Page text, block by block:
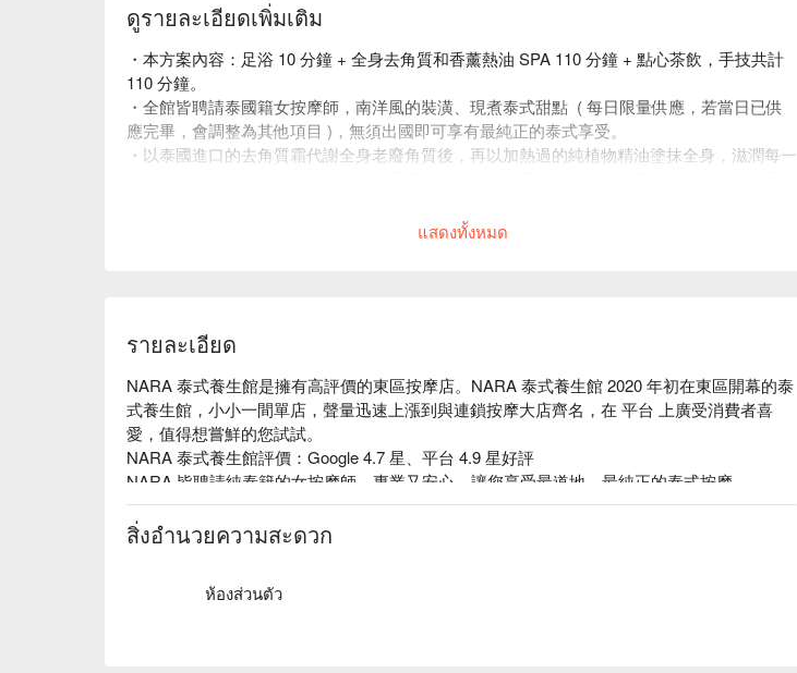
ดูรายละเอียดเพิ่มเติม
・本方案內容：足浴 10 分鐘 + 全身去角質和香薰熱油 SPA 110 分鐘 + 點心茶飲，手技共計
110 分鐘。
・全館皆聘請泰國籍女按摩師，南洋風的裝潢、現煮泰式甜點 ( 每日限量供應，若當日已供
應完畢，會調整為其他項目 )，無須出國即可享有最純正的泰式享受。
・以泰國進口的去角質霜代謝全身老廢角質後，再以加熱過的純植物精油塗抹全身，滋潤每一
แสดงทั้งหมด
รายละเอียด
NARA 泰式養生館是擁有高評價的東區按摩店。NARA 泰式養生館 2020 年初在東區開幕的泰
式養生館，小小一間單店，聲量迅速上漲到與連鎖按摩大店齊名，在 平台 上廣受消費者喜
愛，值得想嘗鮮的您試試。
NARA 泰式養生館評價：Google 4.7 星、平台 4.9 星好評
NARA 皆聘請純泰籍的女按摩師，專業又安心，讓您享受最道地、最純正的泰式按摩。
NARA 按摩結束後附贈手作泰式甜點 ( 每日限量供應，若當日已供應完畢，會調整為其他項目
)，放鬆身體也滿足味蕾。沉浸在道地的泰式風味中，無須出國也能享有最純正的泰式享受。
สิ่งอำนวยความสะดวก
ห้องส่วนตัว